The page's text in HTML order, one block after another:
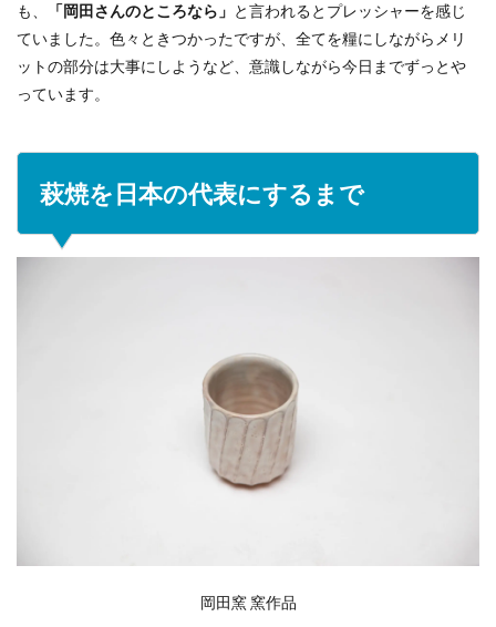
も、
「岡田さんのところなら」 と言われるとプレッシャーを感じ
ていました。色々ときつかったですが、全てを糧にしながらメリ
ットの部分は大事にしようなど、意識しながら今日までずっとや
っています。
萩焼を日本の代表にするまで
岡田窯 窯作品